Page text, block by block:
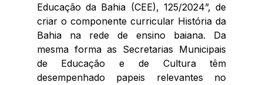
Educação da Bahia (CEE), 125/2024”, de
criar o componente curricular História da
Bahia na rede de ensino baiana. Da
mesma forma as Secretarias Municipais
de Educação e de Cultura têm
desempenhado papeis relevantes no